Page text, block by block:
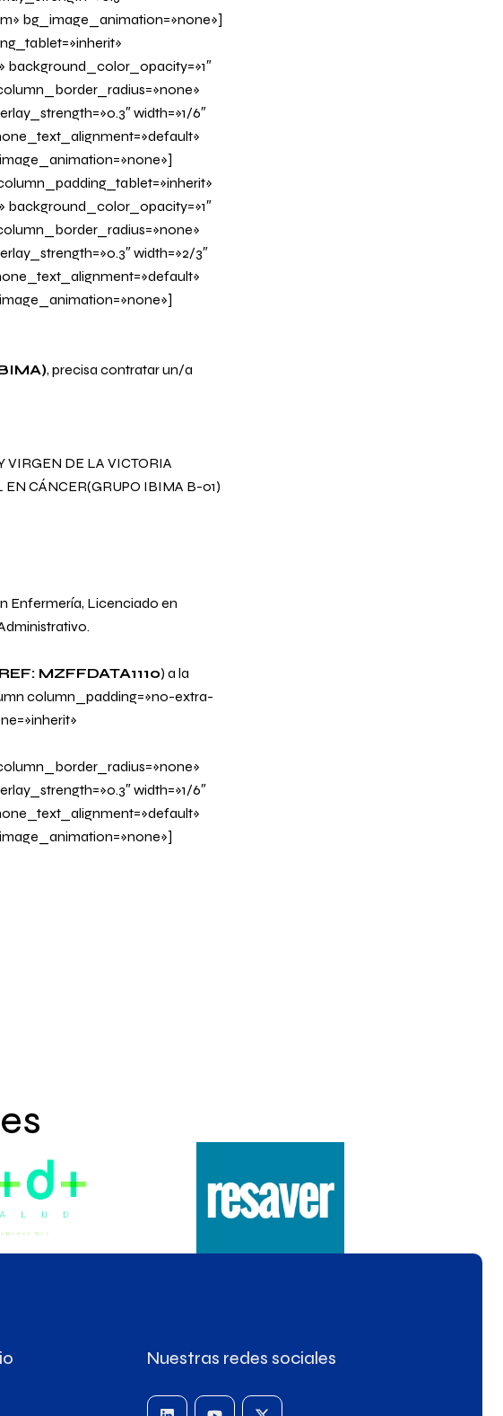
bg_image_animation=»none»]
background_color_opacity=»1″
width=»1/6″
background_color_opacity=»1″
width=»2/3″
, precisa contratar un/a
VIRGEN DE LA VICTORIA
CÁNCER(GRUPO IBIMA B-01)
Enfermería, Licenciado en
REF: MZFFDATA1110) a la
column_padding=»no-extra-
width=»1/6″
Nuestras redes sociales